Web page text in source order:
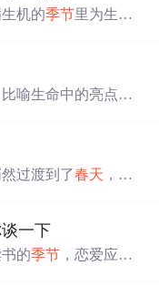
机的季节里为生活
一切障碍。
喻生命中的亮点不
，生命因此而充满
调每个季节都有其
过渡到了春天 ，作
一下
的季节 ，恋爱应让